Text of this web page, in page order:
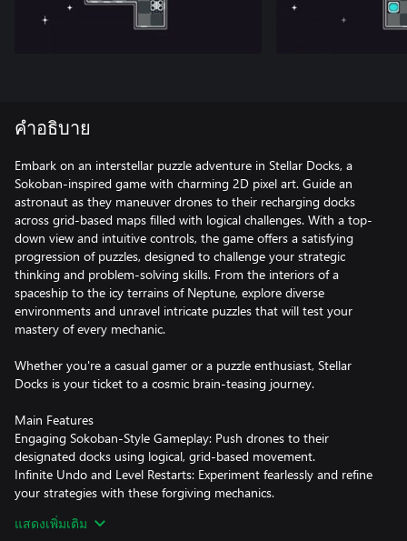
คำอธิบาย
Embark on an interstellar puzzle adventure in Stellar Docks, a
Sokoban-inspired game with charming 2D pixel art. Guide an
astronaut as they maneuver drones to their recharging docks
across grid-based maps filled with logical challenges. With a top-
down view and intuitive controls, the game offers a satisfying
progression of puzzles, designed to challenge your strategic
thinking and problem-solving skills. From the interiors of a
spaceship to the icy terrains of Neptune, explore diverse
environments and unravel intricate puzzles that will test your
mastery of every mechanic.
Whether you're a casual gamer or a puzzle enthusiast, Stellar
Docks is your ticket to a cosmic brain-teasing journey.
Main Features
Engaging Sokoban-Style Gameplay: Push drones to their
designated docks using logical, grid-based movement.
Infinite Undo and Level Restarts: Experiment fearlessly and refine
your strategies with these forgiving mechanics.
(Spaceship Interior, The Moon, Mars, and Neptune), each
แสดงเพิ่มเติม